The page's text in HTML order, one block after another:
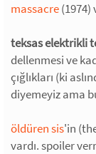
massacre(1974)
teksas elektrikli
dellenmesi ve
çığlıkları (ki
diyemeyiz ama
öldüren sis'in
vardı. spoiler